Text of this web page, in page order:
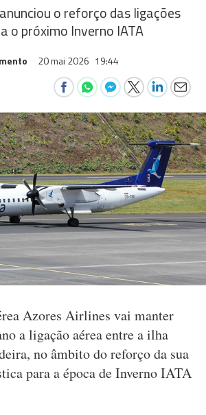
o reforço das ligações
o próximo Inverno IATA
20 mai 2026 19:44
Azores Airlines vai manter
a ligação aérea entre a ilha
no âmbito do reforço da sua
para a época de Inverno IATA